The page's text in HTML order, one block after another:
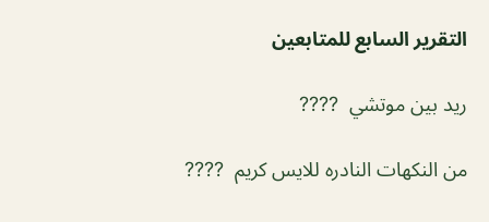
التقرير السابع للمتابعين
ريد بين موتشي ????
من النكهات النادره للايس كريم ????